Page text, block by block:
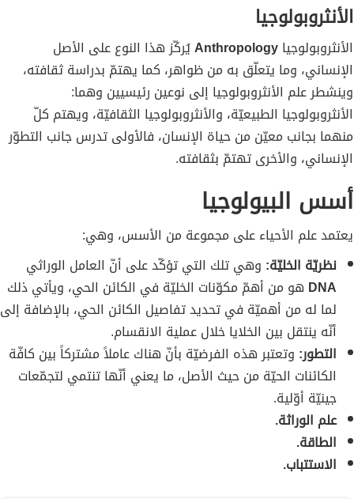
الأنثروبولوجيا
الأنثروبولوجياAnthropologyيُركّز هذا النوع على الأصل
الإنساني، وما يتعلّق به من ظواهر، كما يهتمّ بدراسة ثقافته،
وينشطر علم الأنثروبولوجيا إلى نوعين رئيسيين وهما:
الأنثروبولوجيا الطبيعيّة، والأنثروبولوجيا الثقافيّة، ويهتم كلّ
منهما بجانب معيّن من حياة الإنسان، فالأولى تدرس جانب التطوّر
الإنساني، والأخرى تهتمّ بثقافته.
أسس البيولوجيا
يعتمد علم الأحياء على مجموعة من الأسس، وهي:
نظريّة الخليّة: وهي تلك التي تؤكّد على أنّ العامل الوراثي
DNA هو من أهمّ مكوّنات الخليّة في الكائن الحي، ويأتي ذلك
لما له من أهميّة في تحديد تفاصيل الكائن الحي، بالإضافة إلى
أنّه ينتقل بين الخلايا خلال عملية الانقسام.
التطور: وتعتبر هذه الفرضيّة بأنّ هناك عاملاً مشتركاً بين كافّة
الكائنات الحيّة من حيث الأصل، ما يعني أنّها تنتمي لتجمّعات
جينيّة أوّلية.
علم الوراثة.
الطاقة.
الاستتباب.